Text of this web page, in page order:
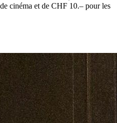
cinéma et de CHF 10.– pour les